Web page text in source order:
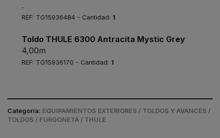
.
REF: TG15936484 - Cantidad: 1
Toldo THULE 6300 Antracita Mystic Grey
4,00m
REF: TG15936170 - Cantidad: 1
Categoría: EQUIPAMIENTOS EXTERIORES / TOLDOS Y AVANCÉS /
TOLDOS / FURGONETA / THULE